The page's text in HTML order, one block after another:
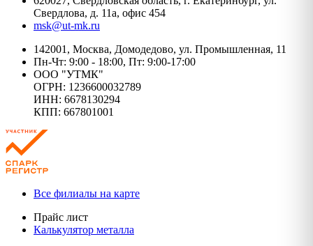
Свердлова, д. 11а, офис 454
msk@ut-mk.ru
142001, Москва, Домодедово, ул. Промышленная, 11
Пн-Чт: 9:00 - 18:00, Пт: 9:00-17:00
ООО "УТМК"
ОГРН: 1236600032789
ИНН: 6678130294
КПП: 667801001
Все филиалы на карте
Прайс лист
Калькулятор металла